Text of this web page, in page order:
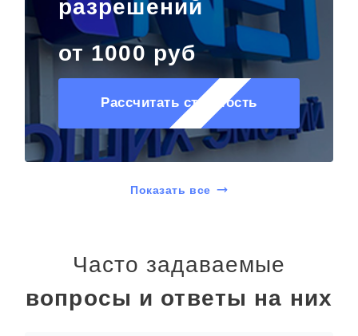
от 1000 руб
Рассчитать стоимость
вопросы и ответы на них